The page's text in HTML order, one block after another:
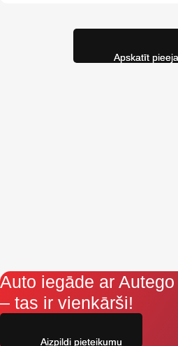
Auto iegāde ar Autego
– tas ir vienkārši!